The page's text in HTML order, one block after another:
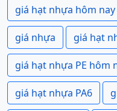
giá hạt nhựa hôm nay
giá nhựa giá hạt
giá hạt nhựa PE hôm
giá hạt nhựa PA6